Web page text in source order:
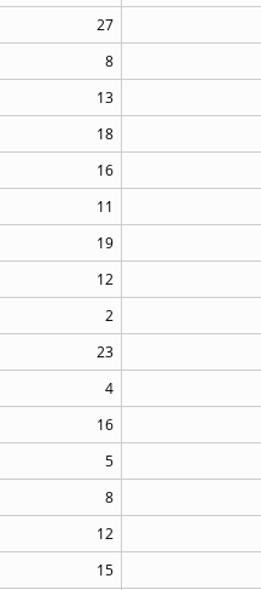
27
8
13
18
16
11
19
12
2
23
4
16
5
8
12
15